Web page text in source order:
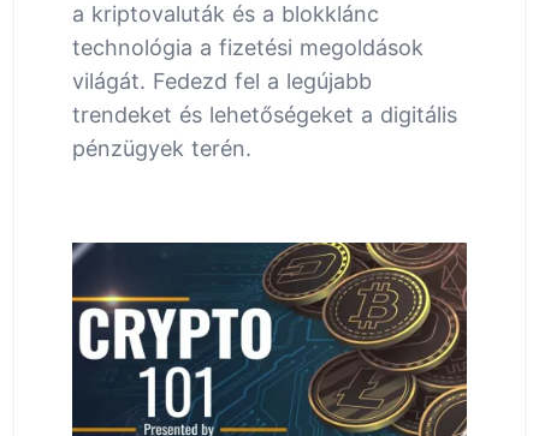
a kriptovaluták és a blokklánc
technológia a fizetési megoldások
világát. Fedezd fel a legújabb
trendeket és lehetőségeket a digitális
pénzügyek terén.